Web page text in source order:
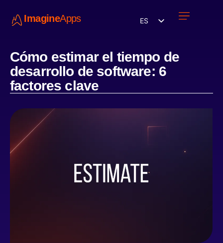
ImagineApps ES
Cómo estimar el tiempo de
desarrollo de software: 6
factores clave